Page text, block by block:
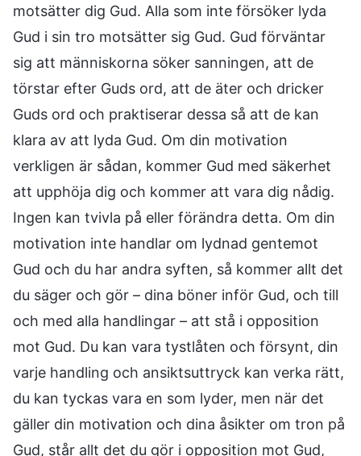
motsätter dig Gud. Alla som inte försöker lyda
Gud i sin tro motsätter sig Gud. Gud förväntar
sig att människorna söker sanningen, att de
törstar efter Guds ord, att de äter och dricker
Guds ord och praktiserar dessa så att de kan
klara av att lyda Gud. Om din motivation
verkligen är sådan, kommer Gud med säkerhet
att upphöja dig och kommer att vara dig nådig.
Ingen kan tvivla på eller förändra detta. Om din
motivation inte handlar om lydnad gentemot
Gud och du har andra syften, så kommer allt det
du säger och gör – dina böner inför Gud, och till
och med alla handlingar – att stå i opposition
mot Gud. Du kan vara tystlåten och försynt, din
varje handling och ansiktsuttryck kan verka rätt,
du kan tyckas vara en som lyder, men när det
gäller din motivation och dina åsikter om tron på
Gud, står allt det du gör i opposition mot Gud,